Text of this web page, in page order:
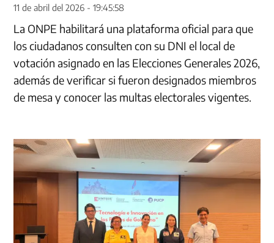
11 de abril del 2026 - 19:45:58
La ONPE habilitará una plataforma oficial para que
los ciudadanos consulten con su DNI el local de
votación asignado en las Elecciones Generales 2026,
además de verificar si fueron designados miembros
de mesa y conocer las multas electorales vigentes.